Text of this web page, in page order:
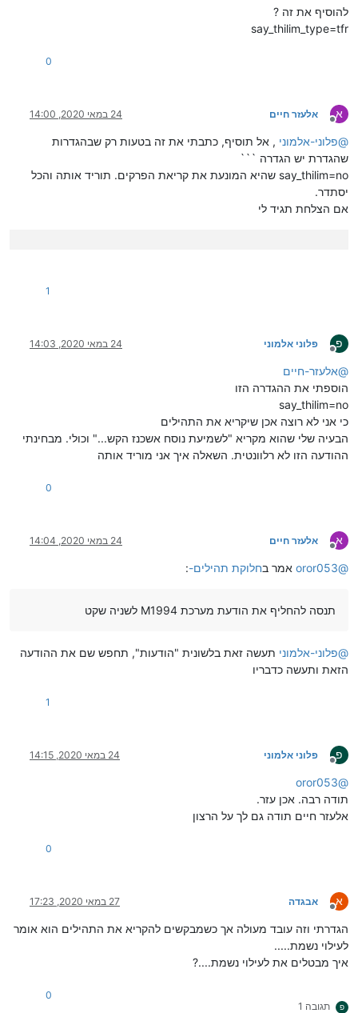
להוסיף את זה ?
say_thilim_type=tfr
0
א
מנותק
אלעזר חיים 24 במאי 2020, 14:00
@פלוני-אלמוני , אל תוסיף, כתבתי את זה בטעות רק שבהגדרות
שהגדרת יש הגדרה ```
say_thilim=no שהיא המונעת את קריאת הפרקים. תוריד אותה והכל
יסתדר.
אם הצלחת תגיד לי
1
פ
מנותק
פלוני אלמוני 24 במאי 2020, 14:03
@אלעזר-חיים
הוספתי את ההגדרה הזו
say_thilim=no
כי אני לא רוצה אכן שיקריא את התהילים
הבעיה שלי שהוא מקריא "לשמיעת נוסח אשכנז הקש..." וכולי. מבחינתי
ההודעה הזו לא רלוונטית. השאלה איך אני מוריד אותה
0
א
מנותק
אלעזר חיים 24 במאי 2020, 14:04
@
oror053 אמר בחלוקת תהילים-:
תנסה להחליף את הודעת מערכת M1994 לשניה שקט
@פלוני-אלמוני תעשה זאת בלשונית "הודעות", תחפש שם את ההודעה
הזאת ותעשה כדבריו
1
פ
מנותק
פלוני אלמוני 24 במאי 2020, 14:15
@
oror053
תודה רבה. אכן עזר.
אלעזר חיים תודה גם לך על הרצון
0
א
מנותק
אבגדה 27 במאי 2020, 17:23
הגדרתי וזה עובד מעולה אך כשמבקשים להקריא את התהילים הוא אומר
לעילוי נשמת.....
איך מבטלים את לעילוי נשמת....?
פ תגובה 1
0